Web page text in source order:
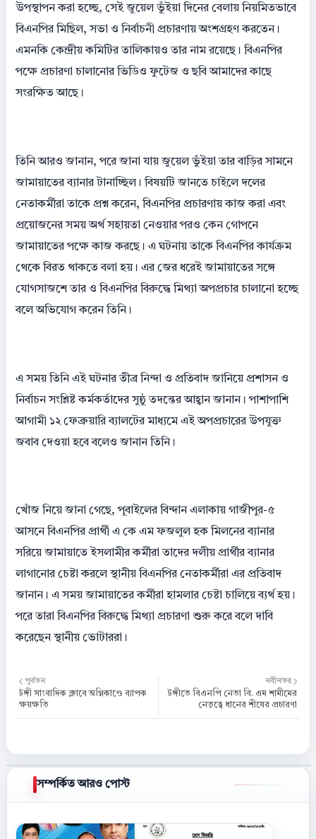
উপস্থাপন করা হচ্ছে, সেই জুয়েল ভুঁইয়া দিনের বেলায় নিয়মিতভাবে
বিএনপির মিছিল, সভা ও নির্বাচনী প্রচারণায় অংশগ্রহণ করতেন।
এমনকি কেন্দ্রীয় কমিটির তালিকায়ও তার নাম রয়েছে। বিএনপির
পক্ষে প্রচারণা চালানোর ভিডিও ফুটেজ ও ছবি আমাদের কাছে
সংরক্ষিত আছে।
তিনি আরও জানান, পরে জানা যায় জুয়েল ভুঁইয়া তার বাড়ির সামনে
জামায়াতের ব্যানার টানাচ্ছিল। বিষয়টি জানতে চাইলে দলের
নেতাকর্মীরা তাকে প্রশ্ন করেন, বিএনপির প্রচারণায় কাজ করা এবং
প্রয়োজনের সময় অর্থ সহায়তা নেওয়ার পরও কেন গোপনে
জামায়াতের পক্ষে কাজ করছে। এ ঘটনায় তাকে বিএনপির কার্যক্রম
থেকে বিরত থাকতে বলা হয়। এর জের ধরেই জামায়াতের সঙ্গে
যোগসাজশে তার ও বিএনপির বিরুদ্ধে মিথ্যা অপপ্রচার চালানো হচ্ছে
বলে অভিযোগ করেন তিনি।
এ সময় তিনি এই ঘটনার তীব্র নিন্দা ও প্রতিবাদ জানিয়ে প্রশাসন ও
নির্বাচন সংশ্লিষ্ট কর্মকর্তাদের সুষ্ঠু তদন্তের আহ্বান জানান। পাশাপাশি
আগামী ১২ ফেব্রুয়ারি ব্যালটের মাধ্যমে এই অপপ্রচারের উপযুক্ত
জবাব দেওয়া হবে বলেও জানান তিনি।
খোঁজ নিয়ে জানা গেছে, পূবাইলের বিন্দান এলাকায় গাজীপুর-৫
আসনে বিএনপির প্রার্থী এ কে এম ফজলুল হক মিলনের ব্যানার
সরিয়ে জামায়াতে ইসলামীর কর্মীরা তাদের দলীয় প্রার্থীর ব্যানার
লাগানোর চেষ্টা করলে স্থানীয় বিএনপির নেতাকর্মীরা এর প্রতিবাদ
জানান। এ সময় জামায়াতের কর্মীরা হামলার চেষ্টা চালিয়ে ব্যর্থ হয়।
পরে তারা বিএনপির বিরুদ্ধে মিথ্যা প্রচারণা শুরু করে বলে দাবি
করেছেন স্থানীয় ভোটাররা।
নবীনতর
টঙ্গীতে বিএনপি নেতা বি. এম শামীমের
নেতৃত্বে ধানের শীষের প্রচারণা
পূর্বতন
টঙ্গী সাংবাদিক ক্লাবে অগ্নিকাণ্ডে ব্যাপক
ক্ষয়ক্ষতি
সম্পর্কিত আরও পোস্ট